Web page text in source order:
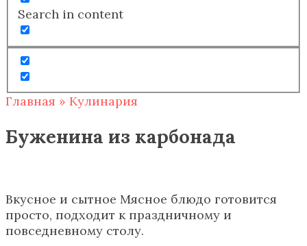
Search in content
Главная » Кулинария
Буженина из карбонада
Вкусное и сытное Мясное блюдо готовится
просто, подходит к праздничному и
повседневному столу.